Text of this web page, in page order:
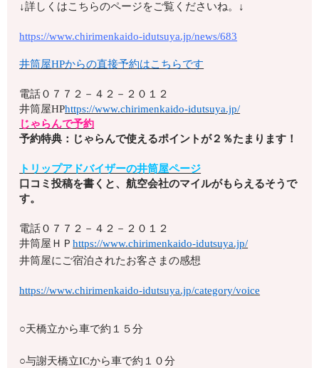
↓詳しくはこちらのページをご覧くださいね。↓
https://www.chirimenkaido-idutsuya.jp/news/683
井筒屋HPからの直接予約はこちらです
電話０７７２－４２－２０１２
井筒屋HPhttps://www.chirimenkaido-idutsuya.jp/
じゃらんで予約
予約特典：じゃらんで使えるポイントが２％たまります！
トリップアドバイザーの井筒屋ページ
口コミ投稿を書くと、航空会社のマイルがもらえるそうで
す。
電話０７７２－４２－２０１２
井筒屋ＨＰhttps://www.chirimenkaido-idutsuya.jp/
井筒屋にご宿泊されたお客さまの感想
https://www.chirimenkaido-idutsuya.jp/category/voice
○天橋立から車で約１５分
○与謝天橋立ICから車で約１０分